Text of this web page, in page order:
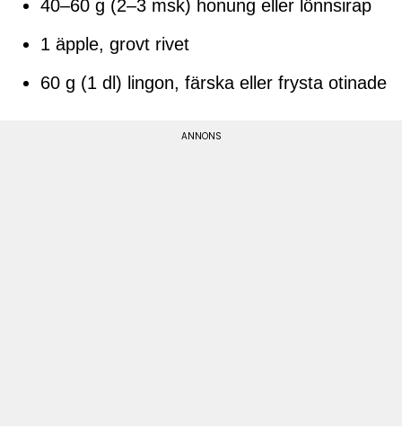
40–60 g (2–3 msk) honung eller lönnsirap
1 äpple, grovt rivet
60 g (1 dl) lingon, färska eller frysta otinade